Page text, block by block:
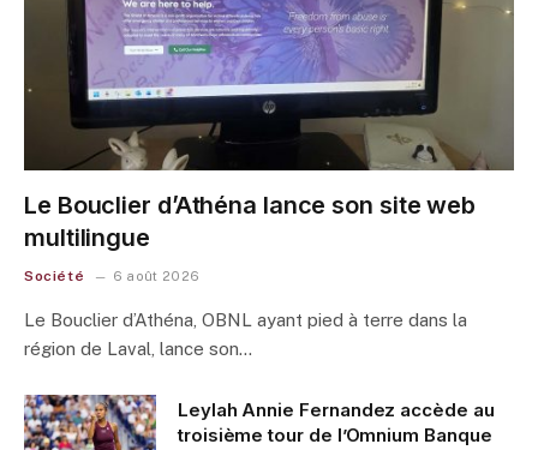
Le Bouclier d’Athéna lance son site web
multilingue
Société 6 août 2026
Le Bouclier d’Athéna, OBNL ayant pied à terre dans la
région de Laval, lance son…
Leylah Annie Fernandez accède au
troisième tour de l’Omnium Banque